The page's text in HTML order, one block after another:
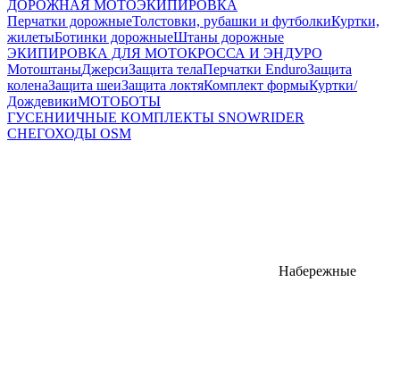
ДОРОЖНАЯ МОТОЭКИПИРОВКА
Перчатки дорожныеТолстовки, рубашки и футболкиКуртки,
жилетыБотинки дорожныеШтаны дорожные
ЭКИПИРОВКА ДЛЯ МОТОКРОССА И ЭНДУРО
МотоштаныДжерсиЗащита телаПерчатки EnduroЗащита
коленаЗащита шеиЗащита локтяКомплект формыКуртки/
ДождевикиМОТОБОТЫ
ГУСЕНИИЧНЫЕ КОМПЛЕКТЫ SNOWRIDER
СНЕГОХОДЫ OSM
Набережные